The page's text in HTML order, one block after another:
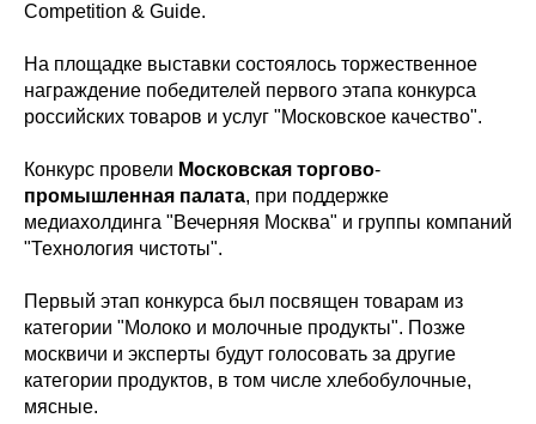
Competition & Guide.
На площадке выставки состоялось торжественное
награждение победителей первого этапа конкурса
российских товаров и услуг "Московское качество".
Конкурс провели Московская торгово-
промышленная палата, при поддержке
медиахолдинга "Вечерняя Москва" и группы компаний
"Технология чистоты".
Первый этап конкурса был посвящен товарам из
категории "Молоко и молочные продукты". Позже
москвичи и эксперты будут голосовать за другие
категории продуктов, в том числе хлебобулочные,
мясные.